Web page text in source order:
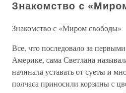
Знакомство с
Знакомство с «Миром свободы»
Все, что последовало за
Америке, сама Светлана
начинала уставать от суеты и
полчаса приносили корзины с